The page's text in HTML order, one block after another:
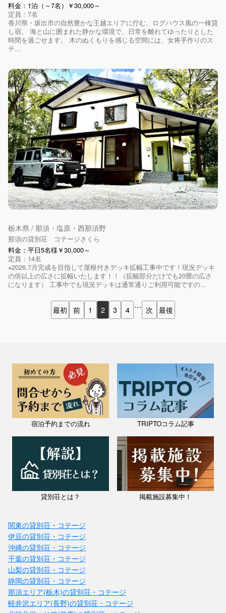
料金：1泊（～7名）￥30,000～
定員：7名
香川県・坂出市の自然豊かな王越エリアに佇む、ログハウス風の一棟貸
し宿。 海と山に囲まれた静かな環境で、日常を離れてゆったりとした
時間を過ごせます。 木のぬくもりを感じる空間には、女将手作りのス
テ...
栃木県 / 那須・塩原・西那須野
那須の貸別荘 コテージさくら
料金：平日5名様￥30,000～
定員：14名
※2026.7月完成を目指して屋根付きデッキ拡幅工事中です！現況デッキ
の倍以上の広さに拡幅いたします！！（拡幅部分だけでも20畳の広さ
になります） 工事中でも現況デッキは通常通りご利用可能ですの...
最初 前 1 2 3 4 … 次 最後
宿泊予約までの流れ TRIPTOコラム記事
貸別荘とは？ 掲載施設募集中！
関東の貸別荘・コテージ
伊豆の貸別荘・コテージ
沖縄の貸別荘・コテージ
千葉の貸別荘・コテージ
山梨の貸別荘・コテージ
静岡の貸別荘・コテージ
那須エリア(栃木)の貸別荘・コテージ
軽井沢エリア(長野)の貸別荘・コテージ